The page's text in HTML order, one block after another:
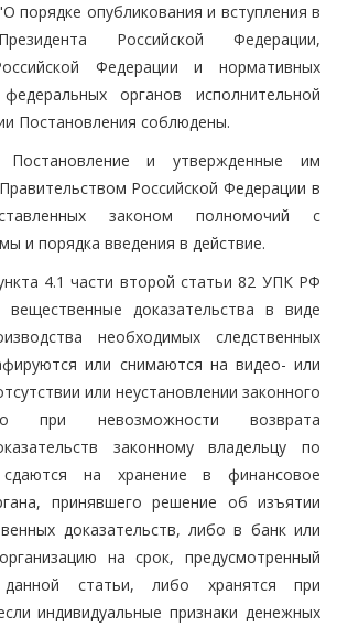
порядке опубликования и вступления в
Российской Федерации,
Федерации и нормативных
органов исполнительной
Постановления соблюдены.
и утвержденные им
Российской Федерации в
законом полномочий с
и порядка введения в действие.
4.1 части второй статьи 82 УПК РФ
вещественные доказательства в виде
необходимых следственных
или снимаются на видео- или
или неустановлении законного
при невозможности возврата
законному владельцу по
на хранение в финансовое
принявшего решение об изъятии
доказательств, либо в банк или
на срок, предусмотренный
статьи, либо хранятся при
индивидуальные признаки денежных